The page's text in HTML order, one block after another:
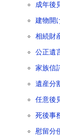
成年後
建物開
相続財
公正遺
家族信
遺産分
任意後
死後事
慰留分